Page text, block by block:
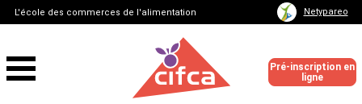
L'école des commerces de l'alimentation Netypareo
Pré-inscription en
ligne